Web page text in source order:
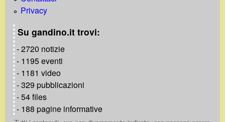
Privacy
Su gandino.it trovi:
- 2720 notizie
- 1195 eventi
- 1181 video
- 329 pubblicazioni
- 54 files
- 188 pagine informative